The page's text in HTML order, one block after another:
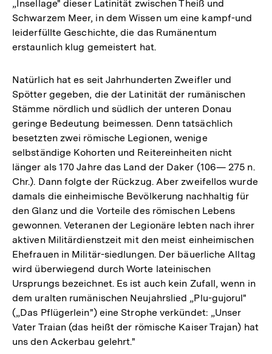
„Insellage" dieser Latinität zwischen Theiß und
Schwarzem Meer, in dem Wissen um eine kampf-und
leiderfüllte Geschichte, die das Rumänentum
erstaunlich klug gemeistert hat.
Natürlich hat es seit Jahrhunderten Zweifler und
Spötter gegeben, die der Latinität der rumänischen
Stämme nördlich und südlich der unteren Donau
geringe Bedeutung beimessen. Denn tatsächlich
besetzten zwei römische Legionen, wenige
selbständige Kohorten und Reitereinheiten nicht
länger als 170 Jahre das Land der Daker (106— 275 n.
Chr.). Dann folgte der Rückzug. Aber zweifellos wurde
damals die einheimische Bevölkerung nachhaltig für
den Glanz und die Vorteile des römischen Lebens
gewonnen. Veteranen der Legionäre lebten nach ihrer
aktiven Militärdienstzeit mit den meist einheimischen
Ehefrauen in Militär-siedlungen. Der bäuerliche Alltag
wird überwiegend durch Worte lateinischen
Ursprungs bezeichnet. Es ist auch kein Zufall, wenn in
dem uralten rumänischen Neujahrslied „Plu-gujorul"
(„Das Pflügerlein") eine Strophe verkündet: „Unser
Vater Traian (das heißt der römische Kaiser Trajan) hat
uns den Ackerbau gelehrt."